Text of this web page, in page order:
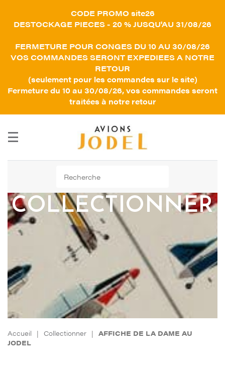
CODE PROMO site26
DESTOCKAGE PIECES - 20 % JUSQU'AU 31/08/26
FERMETURE POUR CONGES DU 10 AU 30/08/26
VOS COMMANDES SERONT EXPEDIEES A NOTRE
RETOUR
(seulement pour les commandes sur le site)
Fermeture du 10 au 30/08/26, vos commandes seront
traitées à notre retour
COLLECTIONNER
Accueil | Collectionner | AFFICHE DE LA DAME AU
JODEL